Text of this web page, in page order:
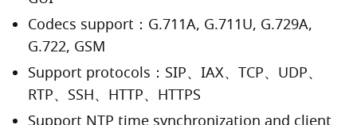
Codecs support：G.711A, G.711U, G.729A,
G.722, GSM
Support protocols：SIP、IAX、TCP、UDP、
RTP、SSH、HTTP、HTTPS